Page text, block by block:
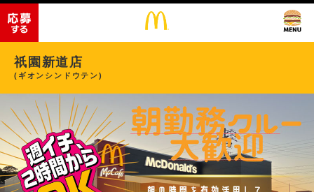
祇園新道店
(ギオンシンドウテン)